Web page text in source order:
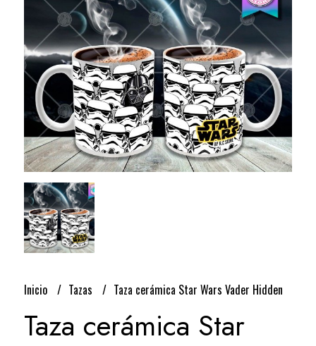
Inicio Tazas Taza cerámica Star Wars Vader Hidden
Taza cerámica Star